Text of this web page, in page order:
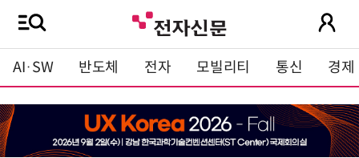
AI·SW 반도체 전자 모빌리티 통신 경제